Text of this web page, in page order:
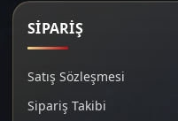
SİPARİŞ
Satış Sözleşmesi
Sipariş Takibi